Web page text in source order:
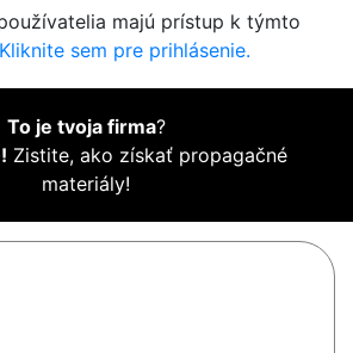
majú prístup k týmto
Kliknite sem pre prihlásenie.
To je tvoja firma?
Zistite, ako získať propagačné
materiály!